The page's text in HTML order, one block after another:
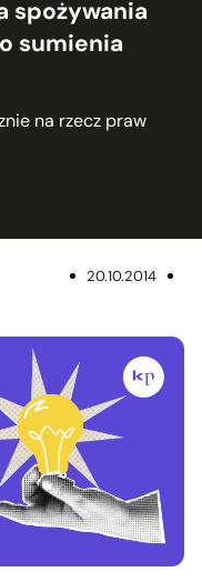
spożywania
sumienia
na rzecz praw
20.10.2014